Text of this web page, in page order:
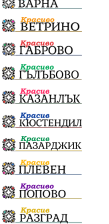
Суверенитет
52НС
БюджетШумен
КАТ Глоби
НСО